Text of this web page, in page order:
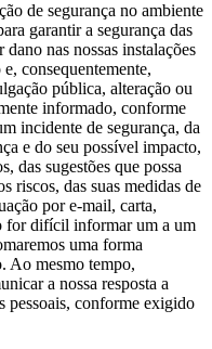
de segurança no ambiente
garantir a segurança das
nas nossas instalações
consequentemente,
pública, alteração ou
informado, conforme
incidente de segurança, da
e do seu possível impacto,
das sugestões que possa
riscos, das suas medidas de
por e-mail, carta,
for difícil informar um a um
uma forma
Ao mesmo tempo,
a nossa resposta a
pessoais, conforme exigido